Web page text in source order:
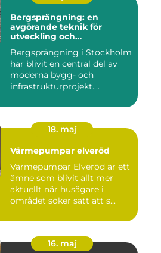
Bergsprängning: en
avgörande teknik för
utveckling och
Bergsprängning i Stockholm
har blivit en central del av
moderna bygg- och
infrastrukturprojekt....
18. maj
Värmepumpar elveröd
Värmepumpar Elveröd är ett
ämne som blivit allt mer
aktuellt när husägare i
området söker sätt att s...
16. maj